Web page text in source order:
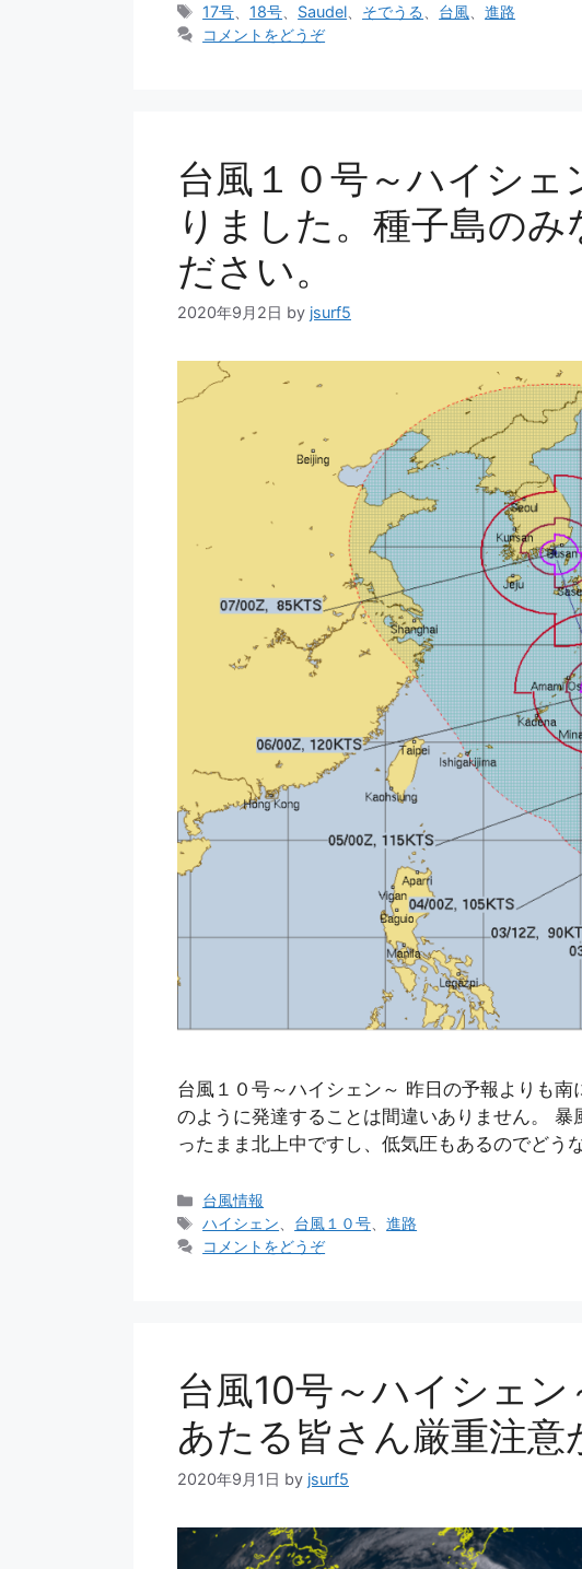
テ
ゴ
タ
グ
17号 18号 Saudel そでうる 台風 、進路
コメントをどうぞ
台風１０号～ハイシェ
りました。種子島のみ
ださい。
2020年9月2日 by jsurf5
台風１０号～ハイシェン～ 昨日の予報よりも
のように発達することは間違いありません。
ったまま北上中ですし、低気圧もあるのでどう
カ
テ
ゴ
台風情報
タ
グ
ハイシェン、 台風１０号、進路
コメントをどうぞ
台風10号～ハイシェ
あたる皆さん厳重注意
2020年9月1日 by jsurf5